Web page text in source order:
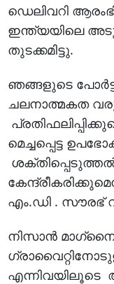
ഡെലിവറി
ഇന്ത്യയിലെ
തുടക്കമിട്ടു.
ഞങ്ങളുടെ
ചലനാത്മകത
മെച്ചപ്പെട്ട
എം.ഡി .
നിസാന്‍
എന്നിവയിലൂടെ